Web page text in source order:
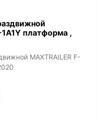
платформа ,
MAXTRAILER F-